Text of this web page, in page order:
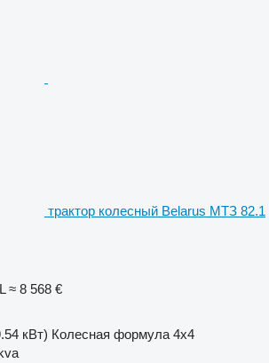
трактор колесный Belarus МТЗ 82.1
≈ 8 568 €
кВт) Колесная формула 4x4